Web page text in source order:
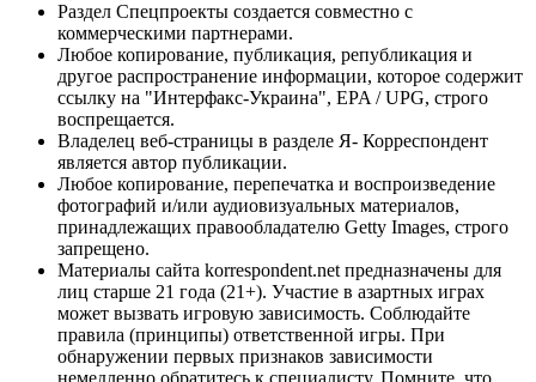
Раздел Спецпроекты создается совместно с
коммерческими партнерами.
Любое копирование, публикация, републикация и
другое распространение информации, которое содержит
ссылку на "Интерфакс-Украина", EPA / UPG, строго
воспрещается.
Владелец веб-страницы в разделе Я- Корреспондент
является автор публикации.
Любое копирование, перепечатка и воспроизведение
фотографий и/или аудиовизуальных материалов,
принадлежащих правообладателю Getty Images, строго
запрещено.
Материалы сайта korrespondent.net предназначены для
лиц старше 21 года (21+). Участие в азартных играх
может вызвать игровую зависимость. Соблюдайте
правила (принципы) ответственной игры. При
обнаружении первых признаков зависимости
немедленно обратитесь к специалисту. Помните, что